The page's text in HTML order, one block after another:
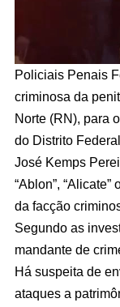
Policiais Penais
criminosa da
Norte (RN), para
do Distrito
José Kemps
“Ablon”,
da facção
Segundo as
mandante de
Há suspeita de
ataques a